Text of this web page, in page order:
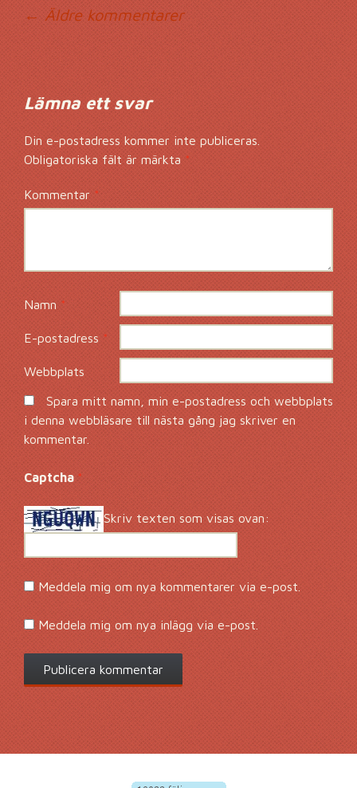
← Äldre kommentarer
Lämna ett svar
Din e-postadress kommer inte publiceras.
Obligatoriska fält är märkta *
Kommentar*
Namn*
E-postadress*
Webbplats
Spara mitt namn, min e-postadress och webbplats
i denna webbläsare till nästa gång jag skriver en
kommentar.
Captcha *
Skriv texten som visas ovan:
Meddela mig om nya kommentarer via e-post.
Meddela mig om nya inlägg via e-post.